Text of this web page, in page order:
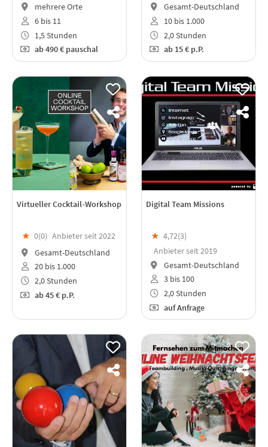
mehrere Orte
6 bis 11
1,5 Stunden
ab490 € pauschal
Gesamt-Deutschland
10 bis 1.000
2,0 Stunden
ab15 € p.P.
Virtueller Cocktail-Workshop
★ 0(0) Anbieter seit 2022
Gesamt-Deutschland
20 bis 1.000
2,0 Stunden
ab45 € p.P.
Digital Team Missions
★ 4,72(3)
Anbieter seit 2019
Gesamt-Deutschland
3 bis 100
2,0 Stunden
auf Anfrage